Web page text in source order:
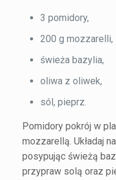
3 pomidory,
200 g mozzarelli,
świeża bazylia,
oliwa z oliwek,
sól, pieprz.
Pomidory pokrój w
mozzarellą. Układaj
posypując świeżą
przypraw solą oraz